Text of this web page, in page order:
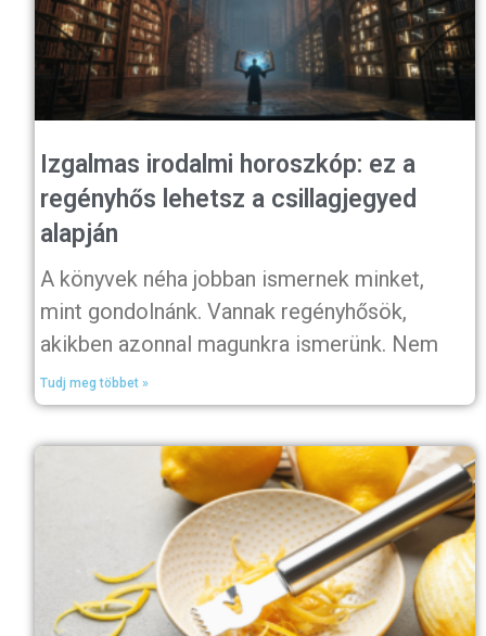
Izgalmas irodalmi horoszkóp: ez a
regényhős lehetsz a csillagjegyed
alapján
A könyvek néha jobban ismernek minket,
mint gondolnánk. Vannak regényhősök,
akikben azonnal magunkra ismerünk. Nem
Tudj meg többet »